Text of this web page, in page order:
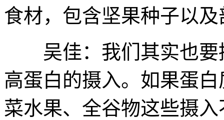
食材，包含坚果种子以
吴佳：我们其实也要
高蛋白的摄入。如果蛋
菜水果、全谷物这些摄